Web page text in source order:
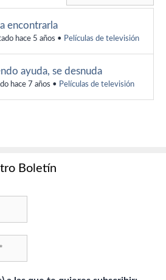
encontrarla
hace 5 años • Películas de televisión
ayuda, se desnuda
hace 7 años • Películas de televisión
Boletín